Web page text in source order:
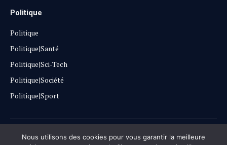
Politique
Politique
Politique|Santé
Politique|Sci-Tech
Politique|Société
Politique|Sport
Copyright © 2025Lehautpanel
Nous utilisons des cookies pour vous garantir la meilleure